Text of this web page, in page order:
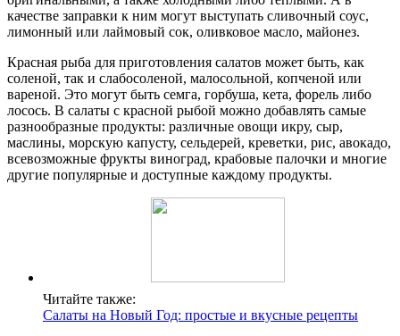
качестве заправки к ним могут выступать сливочный соус,
лимонный или лаймовый сок, оливковое масло, майонез.
Красная рыба для приготовления салатов может быть, как
соленой, так и слабосоленой, малосольной, копченой или
вареной. Это могут быть семга, горбуша, кета, форель либо
лосось. В салаты с красной рыбой можно добавлять самые
разнообразные продукты: различные овощи икру, сыр,
маслины, морскую капусту, сельдерей, креветки, рис, авокадо,
всевозможные фрукты виноград, крабовые палочки и многие
другие популярные и доступные каждому продукты.
Читайте также:
Салаты на Новый Год: простые и вкусные рецепты